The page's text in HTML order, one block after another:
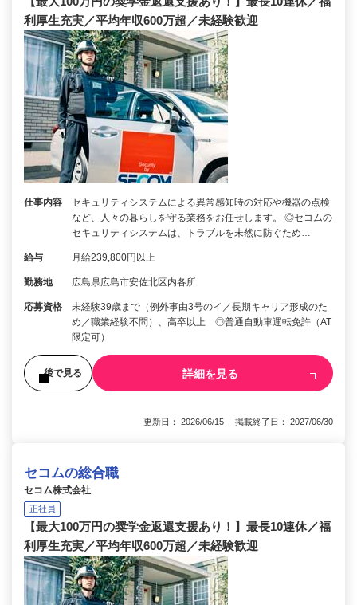
利厚生充実／平均年収600万超／未経験歓迎
仕事内容
セキュリティシステムによる異常感知時の対応や機器の点検
など、人々の暮らしを守る業務をお任せします。 ◎セコムの
セキュリティシステムは、トラブルを未然に防ぐため…
給与 月給239,800円以上
勤務地 広島県広島市安佐北区内各所
応募資格
未経験39歳まで（例外事由3号のイ／長期キャリア形成のた
め／職業経験不問）、高卒以上 ◎普通自動車運転免許（AT
限定可）
後で見る 詳細を見る
更新日： 2026/06/15 掲載終了日： 2027/06/30
セコムの総合職
セコム株式会社
正社員
【最大100万円の奨学金返還支援あり！】最長10連休／福
利厚生充実／平均年収600万超／未経験歓迎